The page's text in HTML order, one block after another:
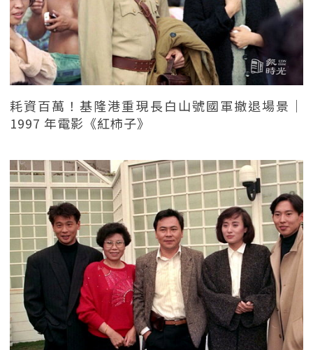
耗資百萬！基隆港重現長白山號國軍撤退場景｜
1997 年電影《紅柿子》